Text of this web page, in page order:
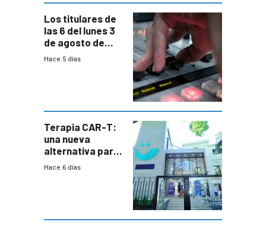
Los titulares de
las 6 del lunes 3
de agosto de
2026
Hace 5 días
Terapia CAR-T:
una nueva
alternativa para
niños y
Hace 6 días